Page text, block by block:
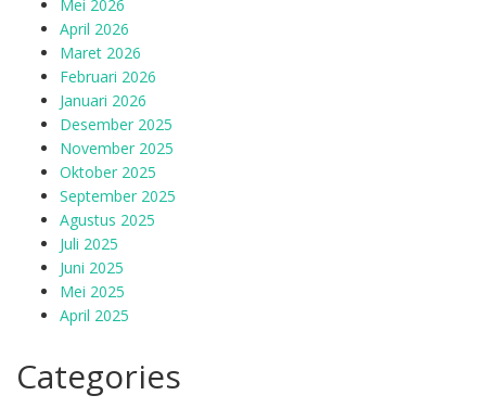
Mei 2026
April 2026
Maret 2026
Februari 2026
Januari 2026
Desember 2025
November 2025
Oktober 2025
September 2025
Agustus 2025
Juli 2025
Juni 2025
Mei 2025
April 2025
Categories